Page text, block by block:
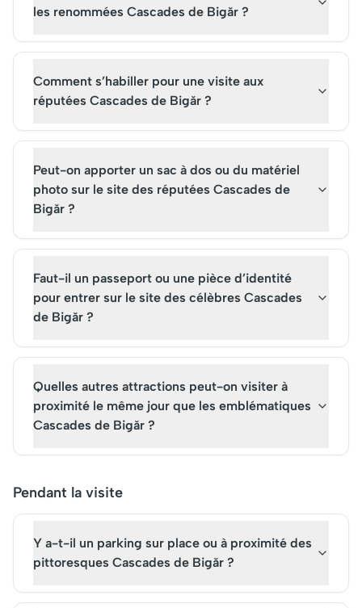
les renommées Cascades de Bigăr ?
Comment s’habiller pour une visite aux
réputées Cascades de Bigăr ?
Peut-on apporter un sac à dos ou du matériel
photo sur le site des réputées Cascades de
Bigăr ?
Faut-il un passeport ou une pièce d’identité
pour entrer sur le site des célèbres Cascades
de Bigăr ?
Quelles autres attractions peut-on visiter à
proximité le même jour que les emblématiques
Cascades de Bigăr ?
Pendant la visite
Y a-t-il un parking sur place ou à proximité des
pittoresques Cascades de Bigăr ?